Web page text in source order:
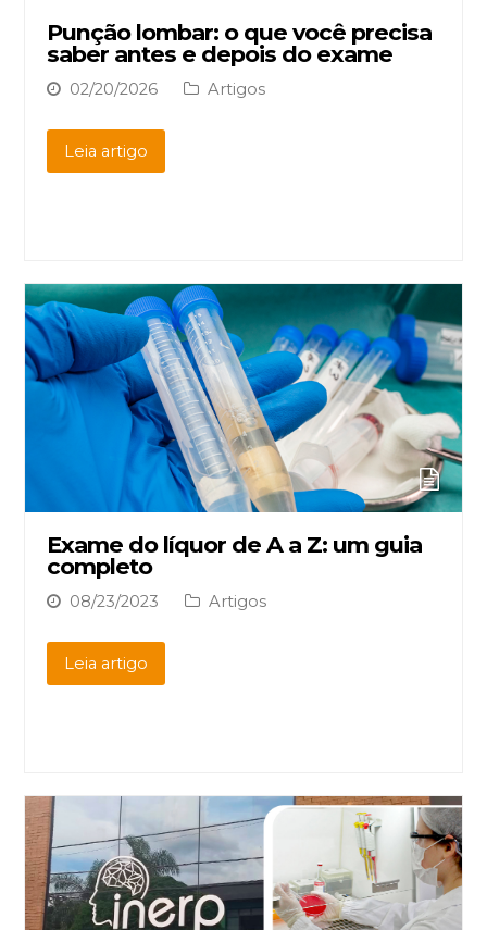
Punção lombar: o que você precisa
saber antes e depois do exame
02/20/2026 Artigos
Leia artigo
Exame do líquor de A a Z: um guia
completo
08/23/2023 Artigos
Leia artigo